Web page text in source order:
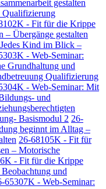
gestalten
Qualifizierung
- Fit für die Krippe
– Übergänge gestalten
Kind im Blick –
- Web-Seminar:
Grundhaltung und
Qualifizierung
- Web-Seminar: Mit
und
Basismodul 2 26-
beginnt im Alltag –
26-68105K - Fit für
– Motorische
- Fit für die Krippe
und
65307K - Web-Seminar: